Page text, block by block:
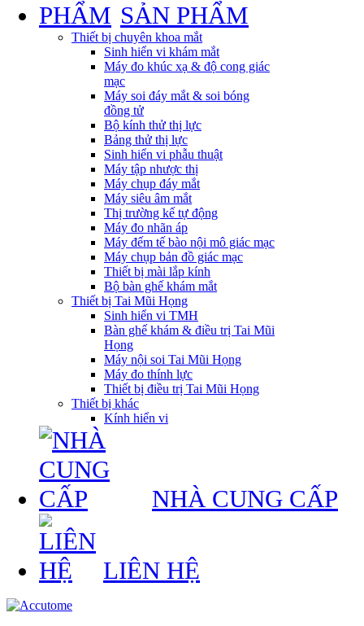
SẢN PHẨM
Thiết bị chuyên khoa mắt
Sinh hiển vi khám mắt
Máy đo khúc xạ & độ cong giác
mạc
Máy soi đáy mắt & soi bóng
đồng tử
Bộ kính thử thị lực
Bảng thử thị lực
Sinh hiển vi phẫu thuật
Máy tập nhược thị
Máy chụp đáy mắt
Máy siêu âm mắt
Thị trường kế tự động
Máy đo nhãn áp
Máy đếm tế bào nội mô giác mạc
Máy chụp bản đồ giác mạc
Thiết bị mài lắp kính
Bộ bàn ghế khám mắt
Thiết bị Tai Mũi Họng
Sinh hiển vi TMH
Bàn ghế khám & điều trị Tai Mũi
Họng
Máy nội soi Tai Mũi Họng
Máy đo thính lực
Thiết bị điều trị Tai Mũi Họng
Thiết bị khác
Kính hiển vi
NHÀ CUNG CẤP
LIÊN HỆ